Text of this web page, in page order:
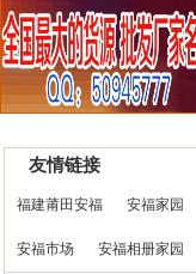
友情链接
福建莆田安福 安福家园
安福市场 安福相册家园